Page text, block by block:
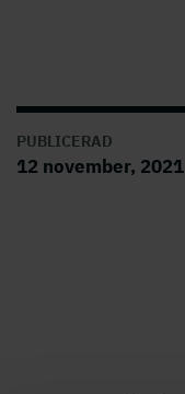
PUBLICERAD
12 november, 2021